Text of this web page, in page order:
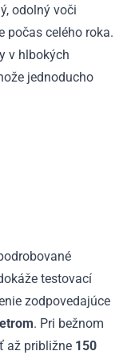
odolný voči
počas celého roka.
v hlbokých
jednoducho
testovací
zodpovedajúce
. Pri bežnom
až približne 150